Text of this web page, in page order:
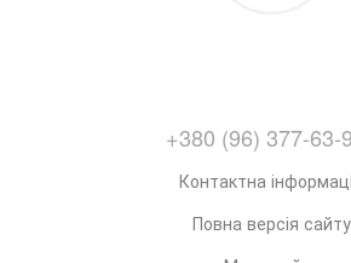
+380 (96) 377-63-
Контактна
Повна версія сайту